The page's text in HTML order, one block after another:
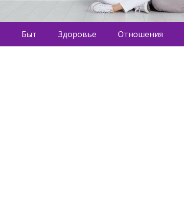
Быт Здоровье Отношения